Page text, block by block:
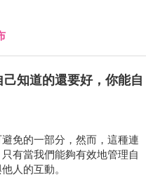
知道的還要好，你能自
免的一部分，然而，這種連
有當我們能夠有效地管理自
人的互動。